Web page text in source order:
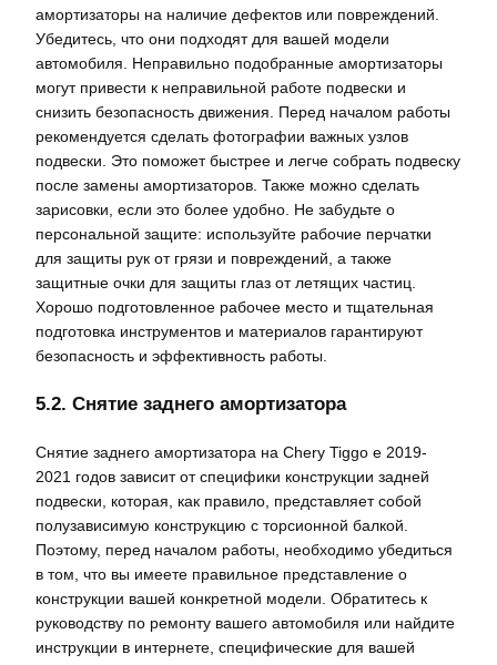
амортизаторы на наличие дефектов или повреждений.
Убедитесь, что они подходят для вашей модели
автомобиля. Неправильно подобранные амортизаторы
могут привести к неправильной работе подвески и
снизить безопасность движения. Перед началом работы
рекомендуется сделать фотографии важных узлов
подвески. Это поможет быстрее и легче собрать подвеску
после замены амортизаторов. Также можно сделать
зарисовки, если это более удобно. Не забудьте о
персональной защите: используйте рабочие перчатки
для защиты рук от грязи и повреждений, а также
защитные очки для защиты глаз от летящих частиц.
Хорошо подготовленное рабочее место и тщательная
подготовка инструментов и материалов гарантируют
безопасность и эффективность работы.
5.2. Снятие заднего амортизатора
Снятие заднего амортизатора на Chery Tiggo e 2019-
2021 годов зависит от специфики конструкции задней
подвески, которая, как правило, представляет собой
полузависимую конструкцию с торсионной балкой.
Поэтому, перед началом работы, необходимо убедиться
в том, что вы имеете правильное представление о
конструкции вашей конкретной модели. Обратитесь к
руководству по ремонту вашего автомобиля или найдите
инструкции в интернете, специфические для вашей